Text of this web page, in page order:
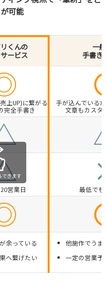
可能
くんの
ービス
一
手書き
上UP)に繋がる
完全手書き
手が込んでいる
文章もカスタ
営業日 最低で
余っている
へ繋げたい
他施作でう
一定の営業
できます